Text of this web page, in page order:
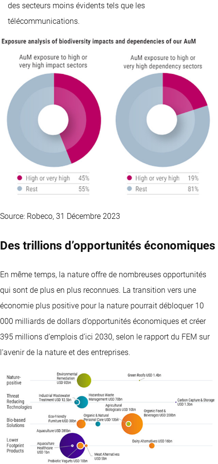
des secteurs moins évidents tels que les
télécommunications.
Source: Robeco, 31 Décembre 2023
Des trillions d’opportunités économiques
En même temps, la nature offre de nombreuses opportunités
qui sont de plus en plus reconnues. La transition vers une
économie plus positive pour la nature pourrait débloquer 10
000 milliards de dollars d’opportunités économiques et créer
395 millions d’emplois d’ici 2030, selon le rapport du FEM sur
l’avenir de la nature et des entreprises.